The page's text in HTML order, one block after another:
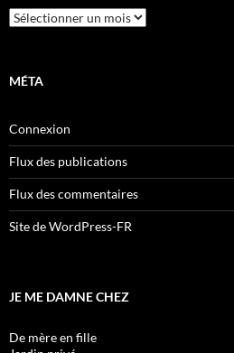
Archives
MÉTA
Connexion
Flux des publications
Flux des commentaires
Site de WordPress-FR
JE ME DAMNE CHEZ
De mère en fille